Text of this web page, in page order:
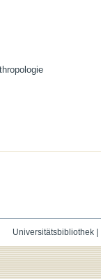
Universitätsbibliothek|